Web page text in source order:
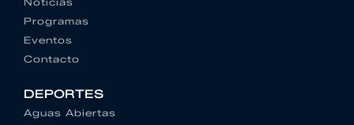
Programas
Eventos
Contacto
DEPORTES
Aguas Abiertas